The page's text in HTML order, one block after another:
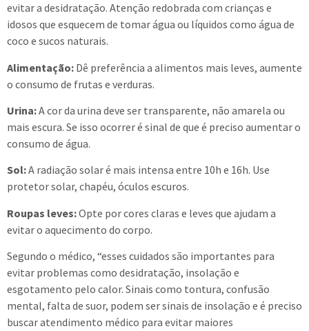
evitar a desidratação. Atenção redobrada com crianças e
idosos que esquecem de tomar água ou líquidos como água de
coco e sucos naturais.
Alimentação: Dê preferência a alimentos mais leves, aumente
o consumo de frutas e verduras.
Urina:A cor da urina deve ser transparente, não amarela ou
mais escura. Se isso ocorrer é sinal de que é preciso aumentar o
consumo de água.
Sol:A radiação solar é mais intensa entre 10h e 16h. Use
protetor solar, chapéu, óculos escuros.
Roupas leves:Opte por cores claras e leves que ajudam a
evitar o aquecimento do corpo.
Segundo o médico, “esses cuidados são importantes para
evitar problemas como desidratação, insolação e
esgotamento pelo calor. Sinais como tontura, confusão
mental, falta de suor, podem ser sinais de insolação e é preciso
buscar atendimento médico para evitar maiores